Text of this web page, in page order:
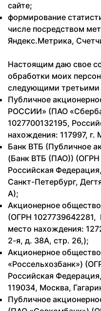
сайте;
формирование
числе посредством
Яндекс.Метрика,
Настоящим даю свое
обработки моих
следующими
Публичное
РОССИИ» (ПАО
1027700132195,
нахождения: 117997, г.
Банк ВТБ (Публичное
(Банк ВТБ (ПАО)) (ОГРН
Российская
Санкт-Петербург,
А);
Акционерное
(ОГРН 1027739642281,
место нахождения:
2-я, д. 38А, стр. 26,);
Акционерное
«Россельхозбанк»)
Российская
119034, Москва,
Публичное